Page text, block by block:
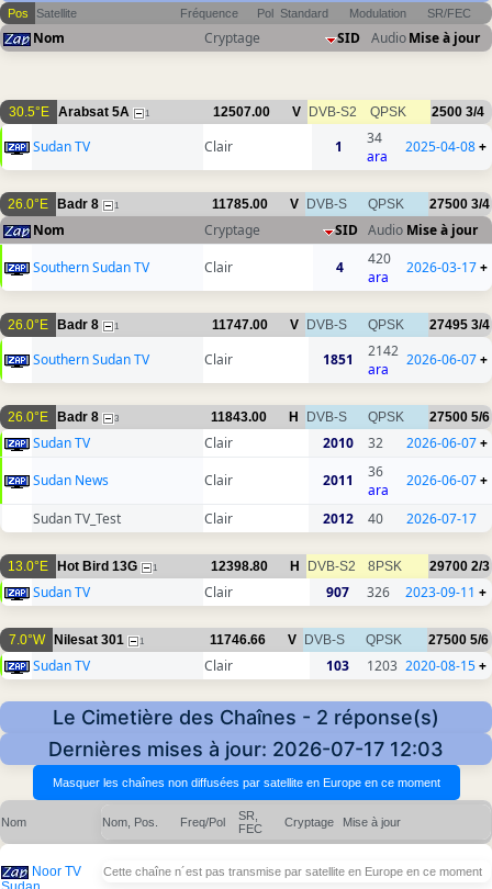
Pos Satellite Fréquence Pol Standard Modulation SR/FEC
Nom Cryptage SID AudioMise à jour
30.5°E Arabsat 5A 1 12507.00 V DVB-S2 QPSK 2500 3/4
Sudan TV Clair 1
34
ara
2025-04-08+
26.0°E Badr 8 1 11785.00 V DVB-S QPSK 27500 3/4
Nom Cryptage SID Audio Mise à jour
Southern Sudan TV
Clair 4
420
ara
2026-03-17+
26.0°E Badr 8 1 11747.00 V DVB-S QPSK 27495 3/4
Southern Sudan TV Clair 1851
2142
ara
2026-06-07+
26.0°E Badr 8 3 11843.00 H DVB-S QPSK 27500 5/6
Sudan TV Clair 2010 32 2026-06-07+
Sudan News
Clair 2011
36
ara
2026-06-07+
Sudan TV_Test Clair 2012 40 2026-07-17
13.0°E Hot Bird 13G 1 12398.80 H DVB-S2 8PSK 29700 2/3
Sudan TV Clair 907 326 2023-09-11 +
7.0°W Nilesat 301 1 11746.66 V DVB-S QPSK 27500 5/6
Sudan TV Clair 103 1203 2020-08-15+
Le Cimetière des Chaînes - 2 réponse(s)
Dernières mises à jour: 2026-07-17 12:03
Nom Nom, Pos. Freq/Pol
SR,
FEC
Cryptage Mise à jour
Noor TV
Cette chaîne n´est pas transmise par satellite en Europe en ce moment